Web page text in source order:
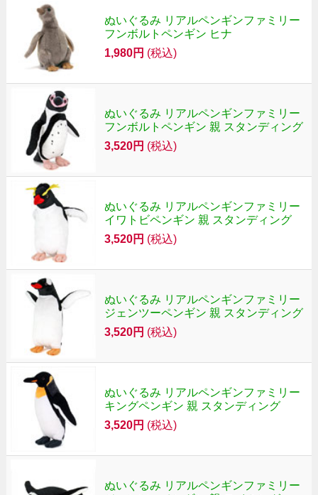
ぬいぐるみ リアルペンギンファミリー
フンボルトペンギン ヒナ
1,980円 (税込)
ぬいぐるみ リアルペンギンファミリー
フンボルトペンギン 親 スタンディング
3,520円 (税込)
ぬいぐるみ リアルペンギンファミリー
イワトビペンギン 親 スタンディング
3,520円 (税込)
ぬいぐるみ リアルペンギンファミリー
ジェンツーペンギン 親 スタンディング
3,520円 (税込)
ぬいぐるみ リアルペンギンファミリー
キングペンギン 親 スタンディング
3,520円 (税込)
ぬいぐるみ リアルペンギンファミリー